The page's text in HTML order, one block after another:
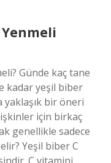
Günde kaç tane
kadar yeşil biber
bir öneri
için birkaç
genellikle sadece
Yeşil biber C